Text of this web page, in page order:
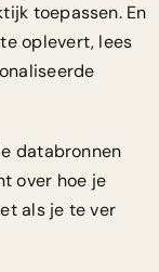
toepassen. En
oplevert, lees
databronnen
over hoe je
als je te ver